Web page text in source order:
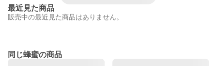
最近見た商品
販売中の最近見た商品はありません。
同じ蜂蜜の商品